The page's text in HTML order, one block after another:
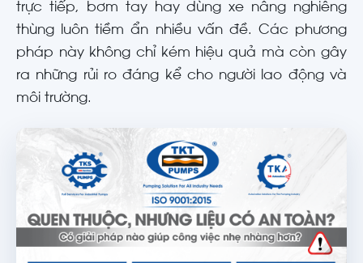
trực tiếp, bơm tay hay dùng xe nâng nghiêng
thùng luôn tiềm ẩn nhiều vấn đề. Các phương
pháp này không chỉ kém hiệu quả mà còn gây
ra những rủi ro đáng kể cho người lao động và
môi trường.